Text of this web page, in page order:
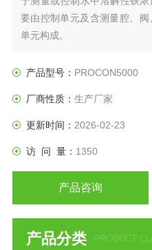
要由控制单元及含测量腔、
单元构成。
产品型号： PROCON5000
厂商性质： 生产厂家
更新时间： 2026-02-23
访 问 量： 1350
产品咨询
产品分类 PRODUCT